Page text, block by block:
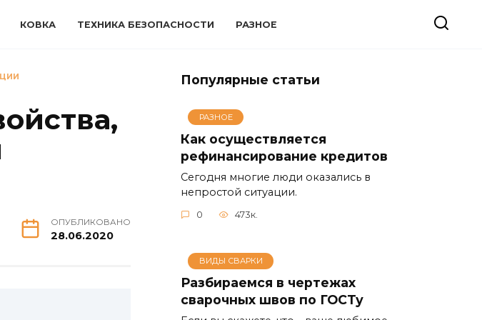
КОВКА ТЕХНИКА БЕЗОПАСНОСТИ РАЗНОЕ
ОПУБЛИКОВАНО
28.06.2020
Популярные статьи
РАЗНОЕ
Как осуществляется
рефинансирование кредитов
Сегодня многие люди оказались в
непростой ситуации.
0 473к.
ВИДЫ СВАРКИ
Разбираемся в чертежах
сварочных швов по ГОСТу